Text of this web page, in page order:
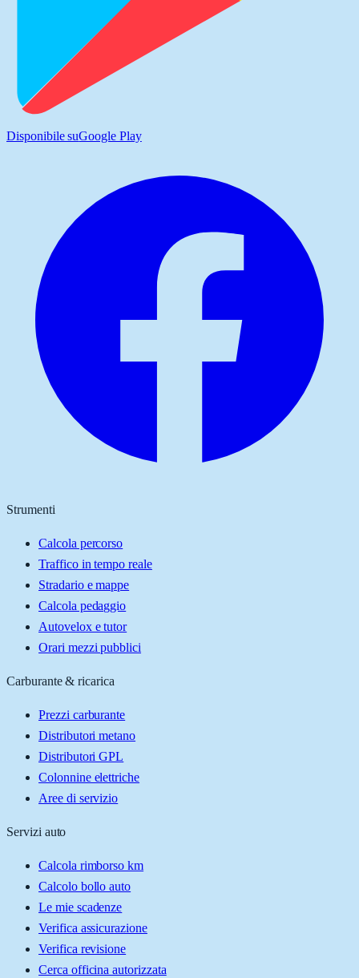
Disponibile suGoogle Play
Strumenti
Calcola percorso
Traffico in tempo reale
Stradario e mappe
Calcola pedaggio
Autovelox e tutor
Orari mezzi pubblici
Carburante & ricarica
Prezzi carburante
Distributori metano
Distributori GPL
Colonnine elettriche
Aree di servizio
Servizi auto
Calcola rimborso km
Calcolo bollo auto
Le mie scadenze
Verifica assicurazione
Verifica revisione
Cerca officina autorizzata